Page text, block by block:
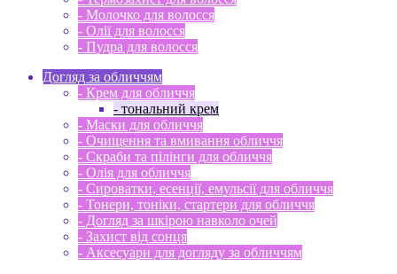
- Молочко для волосся
- Олії для волосся
- Пудра для волосся
Догляд за обличчям
- Крем для обличчя
- тональний крем
- Маски для обличчя
- Очищення та вмивання обличчя
- Скраби та пілінги для обличчя
- Олія для обличчя
- Сироватки, есенції, емульсії для обличчя
- Тонери, тоніки, стартери для обличчя
- Догляд за шкірою навколо очей
- Захист від сонця
- Аксесуари для догляду за обличчям